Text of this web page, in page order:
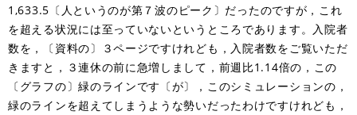
1,633.5〔人というのが第７波のピーク〕だったのですが，これ
を超える状況には至っていないというところであります。入院者
数を，〔資料の〕３ページですけれども，入院者数をご覧いただ
きますと，３連休の前に急増しまして，前週比1.14倍の，この
〔グラフの〕緑のラインです〔が〕，このシミュレーションの，
緑のラインを超えてしまうような勢いだったわけですけれども，